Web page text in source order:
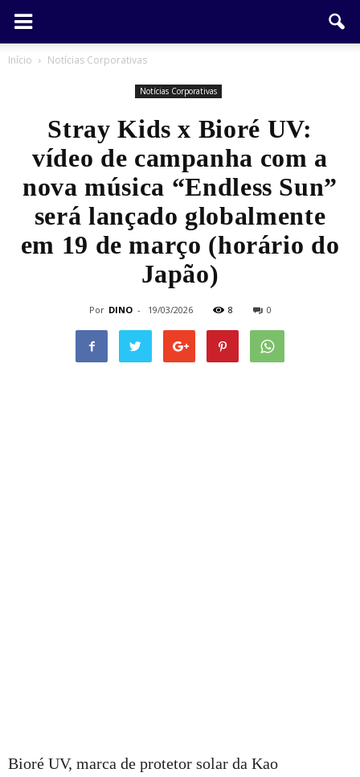
Início Notícias Corporativas
Notícias Corporativas
Stray Kids x Bioré UV:
vídeo de campanha com a
nova música “Endless Sun”
será lançado globalmente
em 19 de março (horário do
Japão)
Por DINO - 19/03/2026 8 0
Bioré UV, marca de protetor solar da Kao